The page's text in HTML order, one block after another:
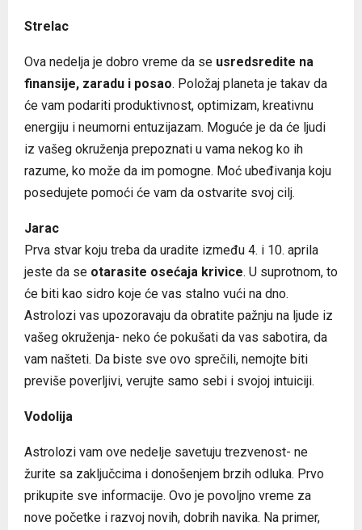
Strelac
Ova nedelja je dobro vreme da se usredsredite na
finansije, zaradu i posao. Položaj planeta je takav da
će vam podariti produktivnost, optimizam, kreativnu
energiju i neumorni entuzijazam. Moguće je da će ljudi
iz vašeg okruženja prepoznati u vama nekog ko ih
razume, ko može da im pomogne. Moć ubeđivanja koju
posedujete pomoći će vam da ostvarite svoj cilj.
Jarac
Prva stvar koju treba da uradite između 4. i 10. aprila
jeste da se otarasite osećaja krivice. U suprotnom, to
će biti kao sidro koje će vas stalno vući na dno.
Astrolozi vas upozoravaju da obratite pažnju na ljude iz
vašeg okruženja- neko će pokušati da vas sabotira, da
vam našteti. Da biste sve ovo sprečili, nemojte biti
previše poverljivi, verujte samo sebi i svojoj intuiciji.
Vodolija
Astrolozi vam ove nedelje savetuju trezvenost- ne
žurite sa zaključcima i donošenjem brzih odluka. Prvo
prikupite sve informacije. Ovo je povoljno vreme za
nove početke i razvoj novih, dobrih navika. Na primer,